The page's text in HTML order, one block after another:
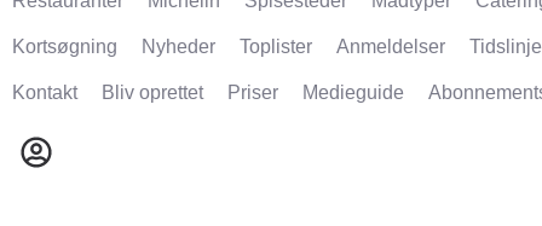
Kortsøgning Nyheder Toplister Anmeldelser Tidslinje
Kontakt Bliv oprettet Priser Medieguide